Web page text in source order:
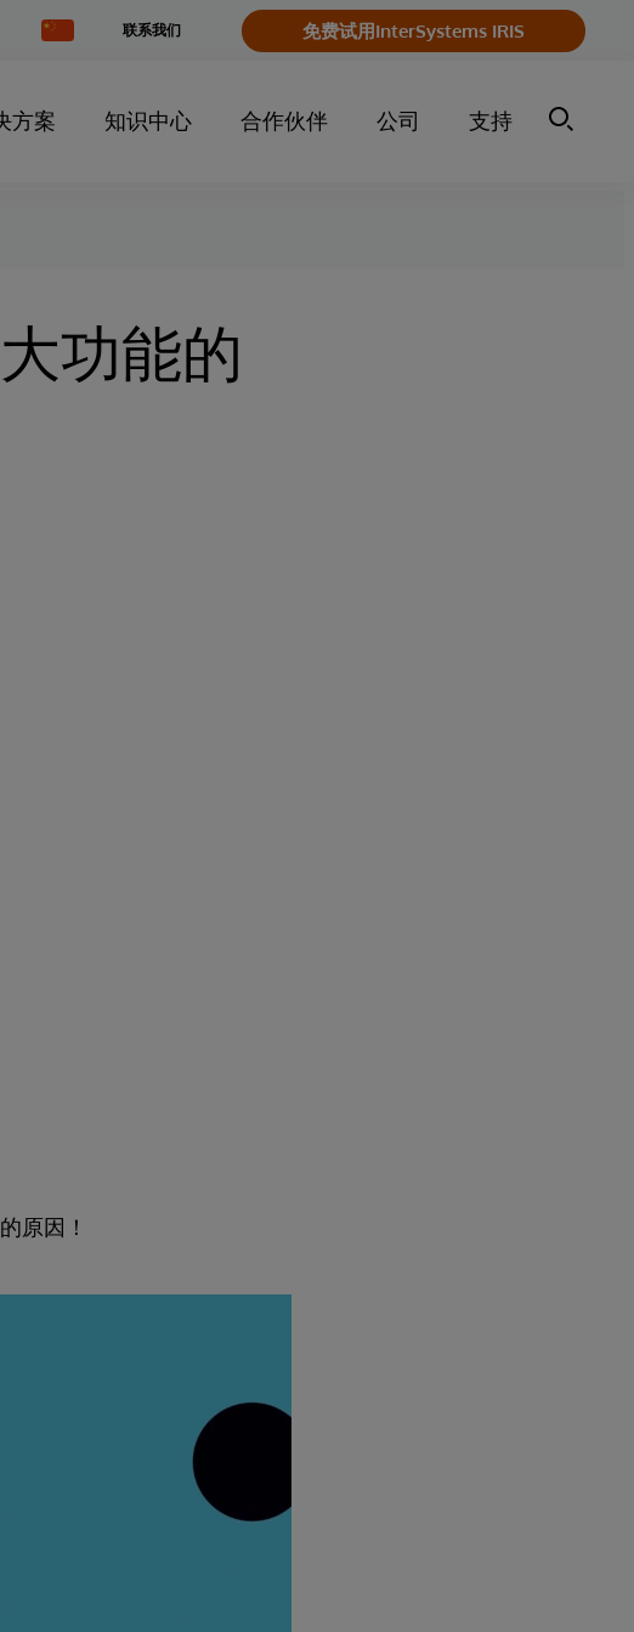
Change
Country
联系我们 免费试用InterSystems IRIS
方案 知识中心 合作伙伴 公司 支持
功能的
原因！